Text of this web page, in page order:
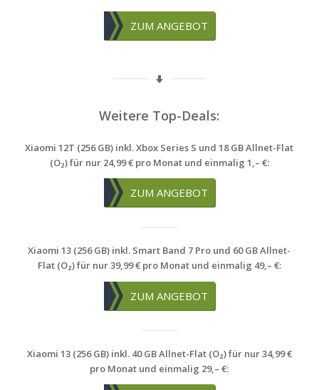
ZUM ANGEBOT
Weitere Top-Deals:
Xiaomi 12T (256 GB) inkl. Xbox Series S und 18 GB Allnet-Flat
(O₂) für nur 24,99 € pro Monat und einmalig 1,– €:
ZUM ANGEBOT
Xiaomi 13 (256 GB) inkl. Smart Band 7 Pro und 60 GB Allnet-
Flat (O₂) für nur 39,99 € pro Monat und einmalig 49,– €:
ZUM ANGEBOT
Xiaomi 13 (256 GB) inkl. 40 GB Allnet-Flat (O₂) für nur 34,99 €
pro Monat und einmalig 29,– €: